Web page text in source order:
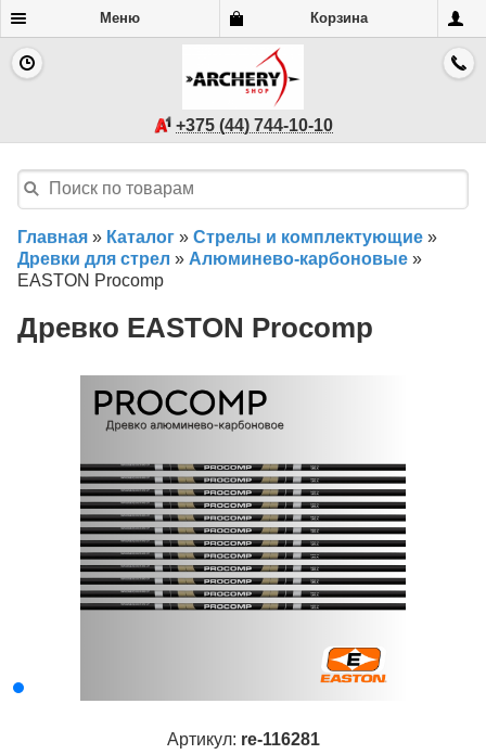
Меню Корзина
+375 (44) 744-10-10
Главная » Каталог » Стрелы и комплектующие »
Древки для стрел » Алюминево-карбоновые »
EASTON Procomp
Древко EASTON Procomp
Артикул: re-116281